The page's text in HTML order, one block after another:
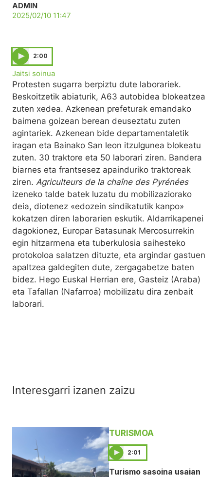
ADMIN
2025/02/10 11:47
2:00
Jaitsi soinua
Protesten sugarra berpiztu dute laborariek.
Beskoitzetik abiaturik, A63 autobidea blokeatzea
zuten xedea. Azkenean prefeturak emandako
baimena goizean berean deuseztatu zuten
agintariek. Azkenean bide departamentaletik
iragan eta Bainako San leon itzulgunea blokeatu
zuten. 30 traktore eta 50 laborari ziren. Bandera
biarnes eta frantsesez apainduriko traktoreak
ziren. Agriculteurs de la chaîne des Pyrénées
izeneko talde batek luzatu du mobilizaziorako
deia, diotenez «edozein sindikatutik kanpo»
kokatzen diren laborarien eskutik. Aldarrikapenei
dagokionez, Europar Batasunak Mercosurrekin
egin hitzarmena eta tuberkulosia saihesteko
protokoloa salatzen dituzte, eta argindar gastuen
apaltzea galdegiten dute, zergagabetze baten
bidez. Hego Euskal Herrian ere, Gasteiz (Araba)
eta Tafallan (Nafarroa) mobilizatu dira zenbait
laborari.
Interesgarri izanen zaizu
TURISMOA
2:01
Turismo sasoina usaian